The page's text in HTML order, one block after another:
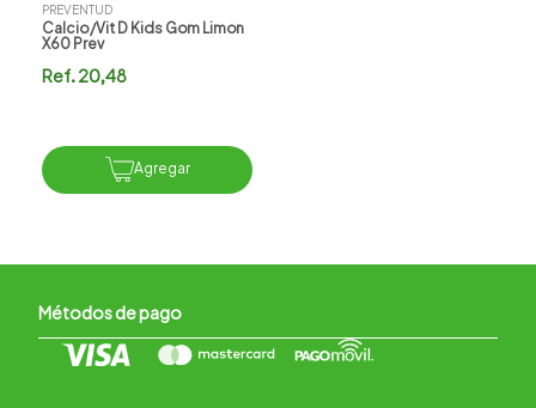
PREVENTUD
Calcio/vit D Kids Gom Limon
X60 Prev
Ref.20,48
Agregar
Métodos de pago